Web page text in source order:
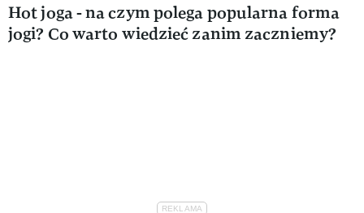
Hot joga - na czym polega popularna forma
jogi? Co warto wiedzieć zanim zaczniemy?